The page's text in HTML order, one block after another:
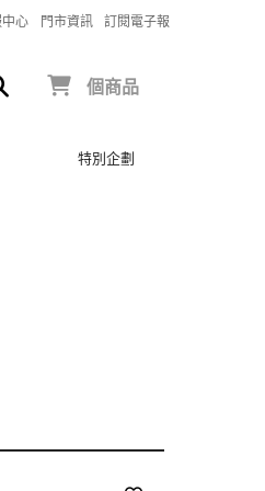
心 門市資訊 訂閱電子報
個商品
特別企劃